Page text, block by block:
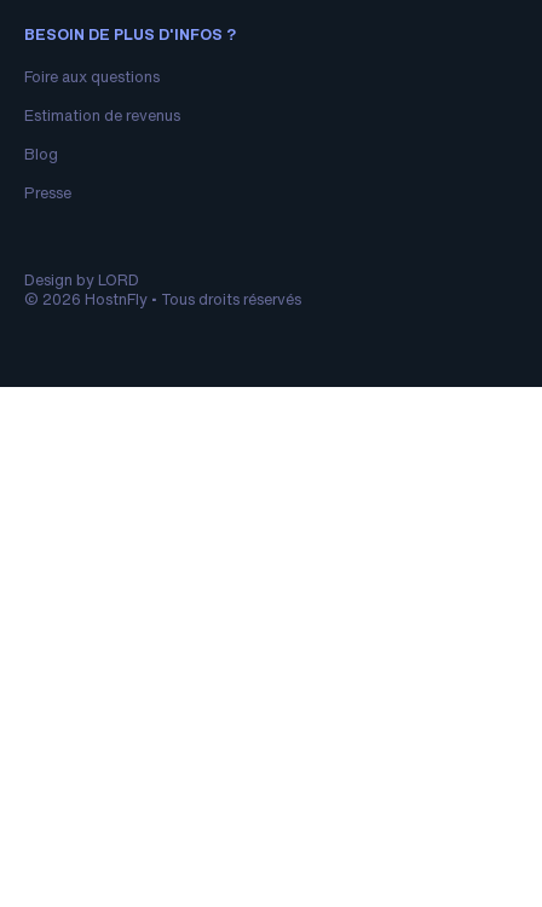
BESOIN DE PLUS D'INFOS ?
Foire aux questions
Estimation de revenus
Blog
Presse
Design by LORD
© 2026 HostnFly • Tous droits réservés